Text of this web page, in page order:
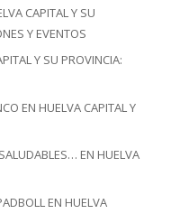
CAPITAL Y SU
Y EVENTOS
Y SU PROVINCIA:
EN HUELVA CAPITAL Y
EN HUELVA
EN HUELVA